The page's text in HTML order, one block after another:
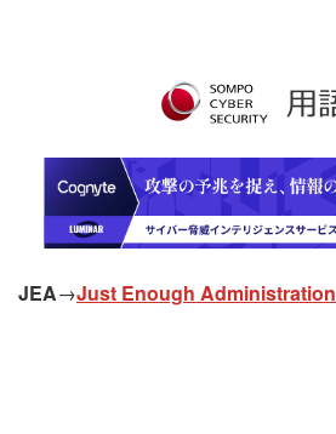
JEA→Just Enough Administration